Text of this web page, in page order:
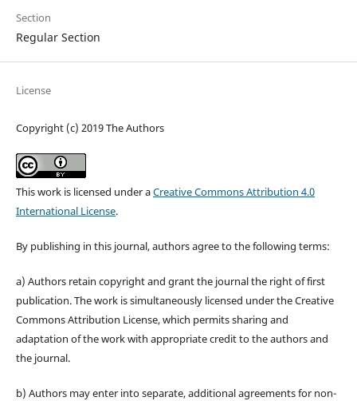
Section
Regular Section
License
Copyright (c) 2019 The Authors
This work is licensed under aCreative Commons Attribution 4.0
International License.
By publishing in this journal, authors agree to the following terms:
a) Authors retain copyright and grant the journal the right of first
publication. The work is simultaneously licensed under the Creative
Commons Attribution License, which permits sharing and
adaptation of the work with appropriate credit to the authors and
the journal.
b) Authors may enter into separate, additional agreements for non-